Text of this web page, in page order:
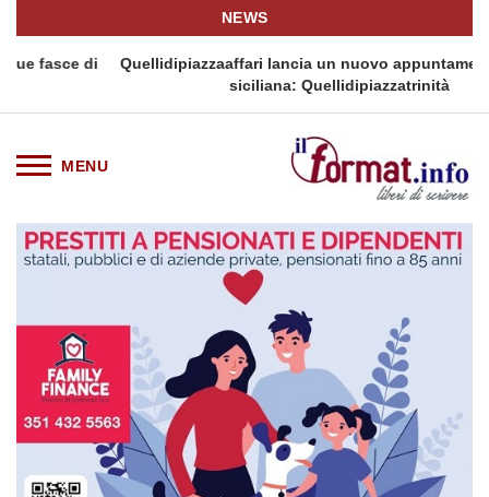
NEWS
Quellidipiazzaaffari lancia un nuovo appuntamento in terra
siciliana: Quellidipiazzatrinità